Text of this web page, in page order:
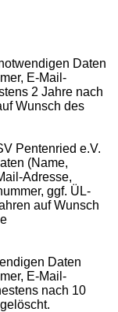
Daten
E-Mail-
2 Jahre nach
Wunsch des
Pentenried e.V.
(Name,
Adresse,
ggf. ÜL-
auf Wunsch
Daten
E-Mail-
nach 10